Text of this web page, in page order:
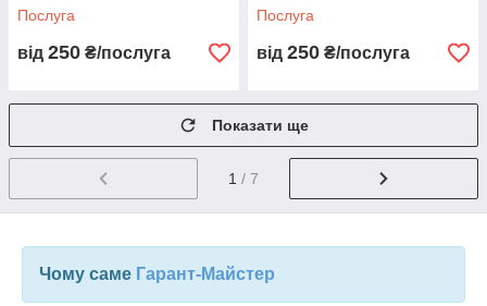
Послуга
від 250 ₴/послуга
Послуга
від 250 ₴/послуга
Показати ще
1 / 7
Чому саме Гарант-Майстер